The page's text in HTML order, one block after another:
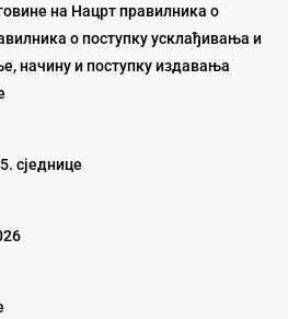
на Нацрт правилника о
о поступку усклађивања и
начину и поступку издавања
сједнице